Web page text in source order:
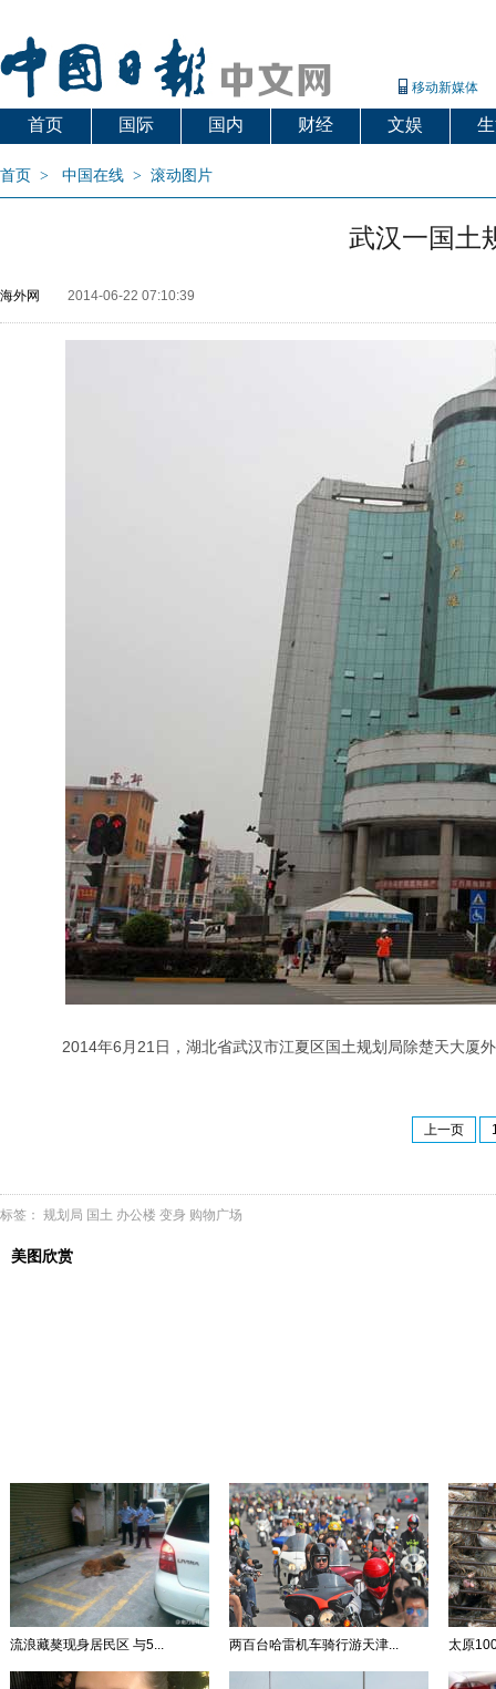
移动新媒体
首页 国际 国内 财经 文娱
首页 > 中国在线 > 滚动图片
武汉一国土
海外网 2014-06-22 07:10:39
2014年6月21日，湖北省武汉市江夏区国土规划局除楚天大厦
上一页
标签： 规划局 国土 办公楼 变身 购物广场
美图欣赏
流浪藏獒现身居民区 与5... 两百台哈雷机车骑行游天津... 太原